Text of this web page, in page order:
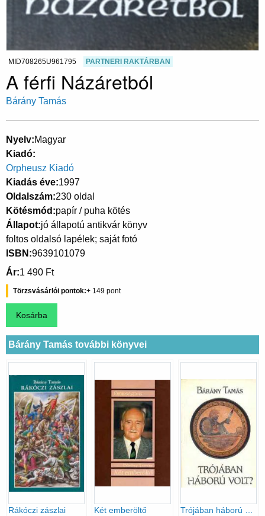
MID708265U961795 PARTNERI RAKTÁRBAN
A férfi Názáretból
Bárány Tamás
Nyelv Magyar
Kiadó
Orpheusz Kiadó
Kiadás éve 1997
Oldalszám 230 oldal
Kötésmód papír / puha kötés
Állapot jó állapotú antikvár könyv
foltos oldalsó lapélek; saját fotó
ISBN 9639101079
Ár 1 490 Ft
Törzsvásárlói pontok 149
Bárány Tamás további könyvei
Rákóczi zászlai Két emberöltő